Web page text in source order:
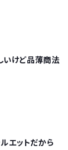
いけど品薄商法
エットだから